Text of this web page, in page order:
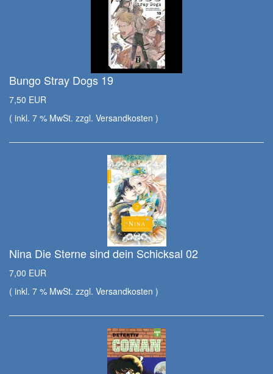
Bungo Stray Dogs 19
7,50 EUR
( inkl. 7 % MwSt. zzgl. Versandkosten )
Nina Die Sterne sind dein Schicksal 02
7,00 EUR
( inkl. 7 % MwSt. zzgl. Versandkosten )